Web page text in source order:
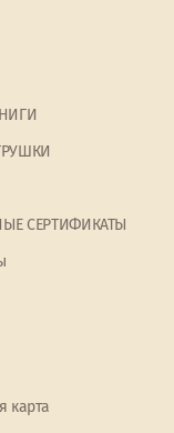
СЕРТИФИКАТЫ
карта